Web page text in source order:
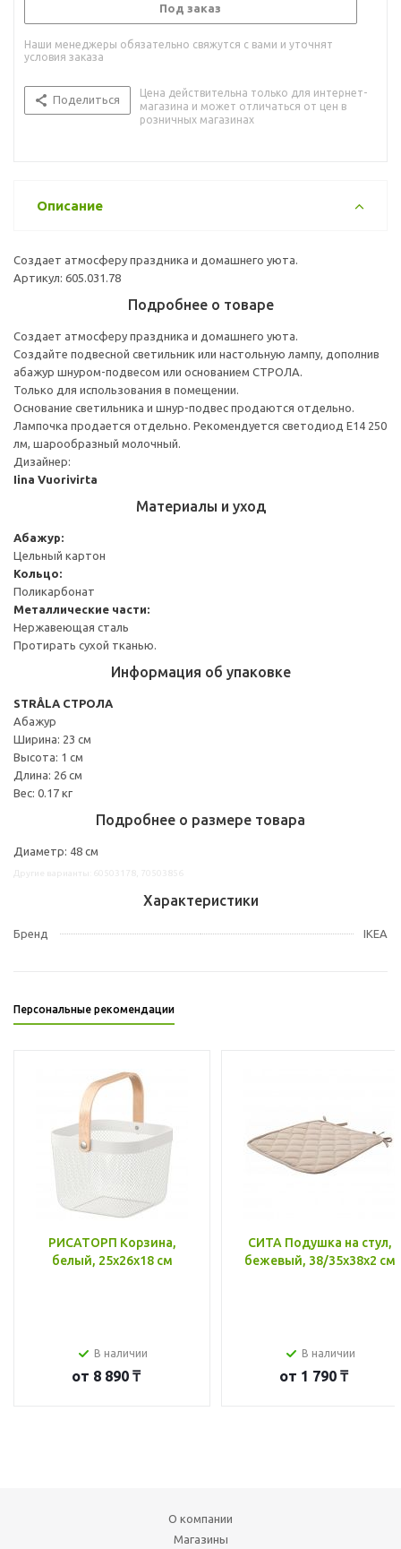
Под заказ
Наши менеджеры обязательно свяжутся с вами и уточнят
условия заказа
Поделиться
Цена действительна только для интернет-
магазина и может отличаться от цен в
розничных магазинах
Описание
Создает атмосферу праздника и домашнего уюта.
Артикул: 605.031.78
Подробнее о товаре
Создает атмосферу праздника и домашнего уюта.
Создайте подвесной светильник или настольную лампу, дополнив
абажур шнуром-подвесом или основанием СТРОЛА.
Только для использования в помещении.
Основание светильника и шнур-подвес продаются отдельно.
Лампочка продается отдельно. Рекомендуется светодиод E14 250
лм, шарообразный молочный.
Дизайнер:
Iina Vuorivirta
Материалы и уход
Абажур:
Цельный картон
Кольцо:
Поликарбонат
Металлические части:
Нержавеющая сталь
Протирать сухой тканью.
Информация об упаковке
STRÅLA СТРОЛА
Абажур
Ширина: 23 см
Высота: 1 см
Длина: 26 см
Вес: 0.17 кг
Подробнее о размере товара
Диаметр: 48 см
Характеристики
Бренд IKEA
Персональные рекомендации
РИСАТОРП Корзина,
белый, 25x26x18 см
В наличии
от 8 890 ₸
СИТА Подушка на стул,
бежевый, 38/35x38x2 см
В наличии
от 1 790 ₸
О компании
Магазины